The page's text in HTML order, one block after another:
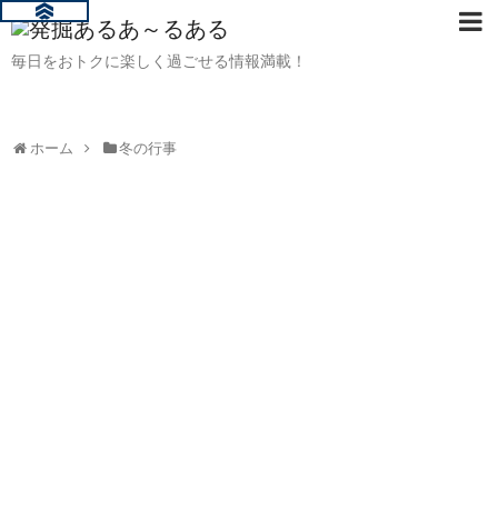
毎日をおトクに楽しく過ごせる情報満載！
ホーム 冬の行事